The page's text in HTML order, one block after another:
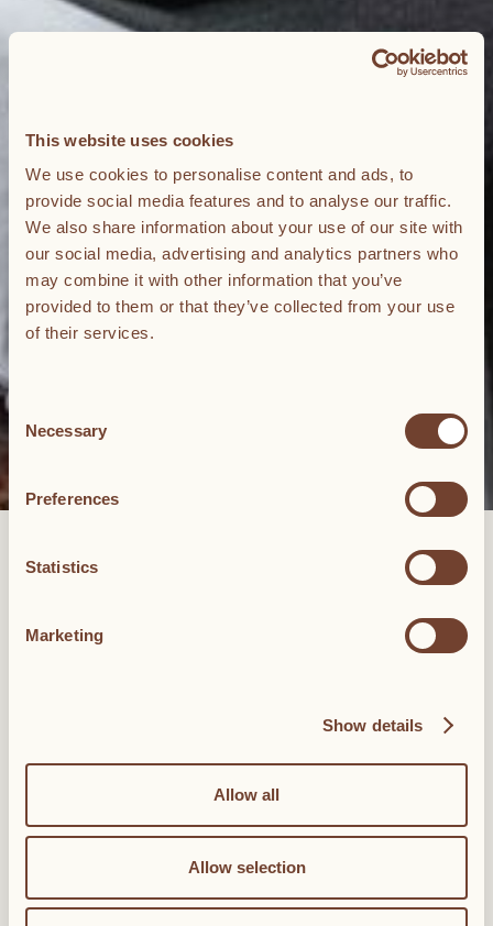
This website uses cookies
We use cookies to personalise content and ads, to
provide social media features and to analyse our traffic.
We also share information about your use of our site with
our social media, advertising and analytics partners who
may combine it with other information that you’ve
provided to them or that they’ve collected from your use
of their services.
Consent
Selection
Necessary
Preferences
Statistics
Marketing
Show details
Allow all
Allow selection
où vous découvrirez un escalier raide en pierre qui mène à un
espace au design minimaliste réputé pour son esthétique épurée.
au sommet du palais et offre une vue imprenable sur la propriété,
terrasse privée de 1 500 m².
Vue de la ville